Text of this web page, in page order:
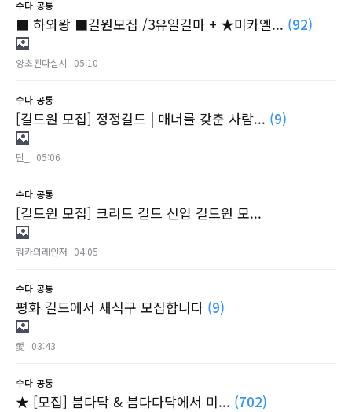
수다 공통
■ 하와왕 ■길원모집 /3유일길마 + ★미카엘... (92)
양초된다실시 05:10
수다 공통
[길드원 모집] 정정길드 | 매너를 갖춘 사람... (9)
딘_ 05:06
수다 공통
[길드원 모집] 크리드 길드 신입 길드원 모...
쿼카의레인저 04:05
수다 공통
평화 길드에서 새식구 모집합니다 (9)
愛 03:43
수다 공통
★ [모집] 븜다닥 & 븜다다닥에서 미... (702)